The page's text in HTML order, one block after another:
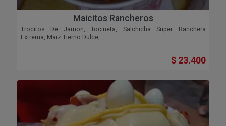
Maicitos Rancheros
Trocitos De Jamon, Tocineta, Salchicha Super Ranchera
Extrema, Maiz Tierno Dulce,...
$ 23.400